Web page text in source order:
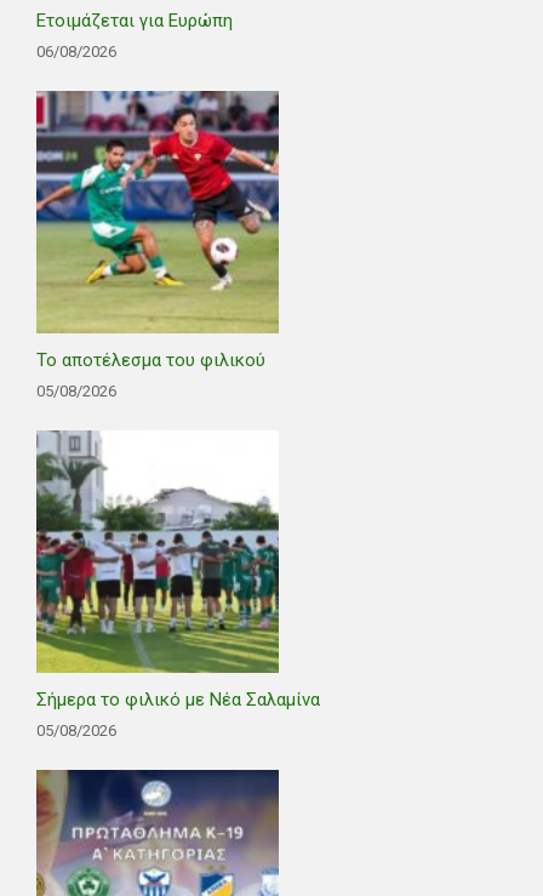
Ετοιμάζεται για Ευρώπη
06/08/2026
Το αποτέλεσμα του φιλικού
05/08/2026
Σήμερα το φιλικό με Νέα Σαλαμίνα
05/08/2026